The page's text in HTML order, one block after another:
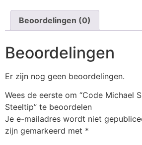
Beoordelingen (0)
Beoordelingen
Er zijn nog geen beoordelingen.
Wees de eerste om “Code Michael
Steeltip” te beoordelen
Je e-mailadres wordt niet
zijn gemarkeerd met *